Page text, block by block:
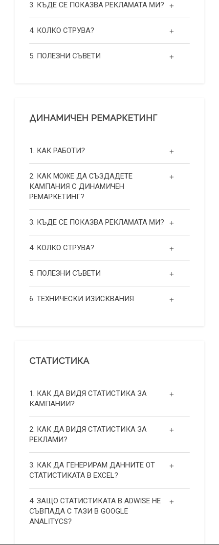
3. КЪДЕ СЕ ПОКАЗВА РЕКЛАМАТА МИ?
4. КОЛКО СТРУВА?
5. ПОЛЕЗНИ СЪВЕТИ
ДИНАМИЧЕН РЕМАРКЕТИНГ
1. КАК РАБОТИ?
2. КАК МОЖЕ ДА СЪЗДАДЕТЕ
КАМПАНИЯ С ДИНАМИЧЕН
РЕМАРКЕТИНГ?
3. КЪДЕ СЕ ПОКАЗВА РЕКЛАМАТА МИ?
4. КОЛКО СТРУВА?
5. ПОЛЕЗНИ СЪВЕТИ
6. ТЕХНИЧЕСКИ ИЗИСКВАНИЯ
СТАТИСТИКА
1. КАК ДА ВИДЯ СТАТИСТИКА ЗА
КАМПАНИИ?
2. КАК ДА ВИДЯ СТАТИСТИКА ЗА
РЕКЛАМИ?
3. КАК ДА ГЕНЕРИРАМ ДАННИТЕ ОТ
СТАТИСТИКАТА В EXCEL?
4. ЗАЩО СТАТИСТИКАТА В ADWISE НЕ
СЪВПАДА С ТАЗИ В GOOGLE
ANALITYCS?